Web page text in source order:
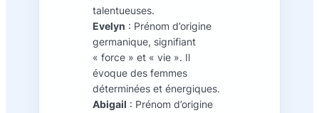
talentueuses.
Evelyn : Prénom d’origine
germanique, signifiant
« force » et « vie ». Il
évoque des femmes
déterminées et énergiques.
Abigail : Prénom d’origine